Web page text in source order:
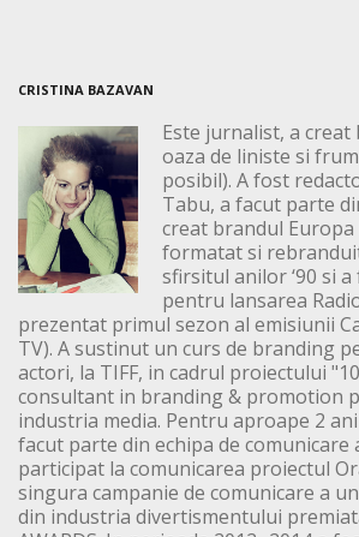
CRISTINA BAZAVAN
Este jurnalist, a creat
oaza de liniste si
posibil). A fost
Tabu, a facut parte
creat brandul Europa
formatat si
sfirsitul anilor ‘90 si
pentru lansarea
prezentat primul sezon al emisiunii
TV). A sustinut un curs de branding
actori, la TIFF, in cadrul proiectului
consultant in branding & promotion
industria media. Pentru aproape 2
facut parte din echipa de comunicare
participat la comunicarea proiectul
singura campanie de comunicare a
din industria divertismentului